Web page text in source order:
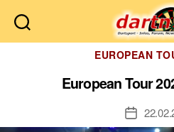
EUROPEAN
European Tour